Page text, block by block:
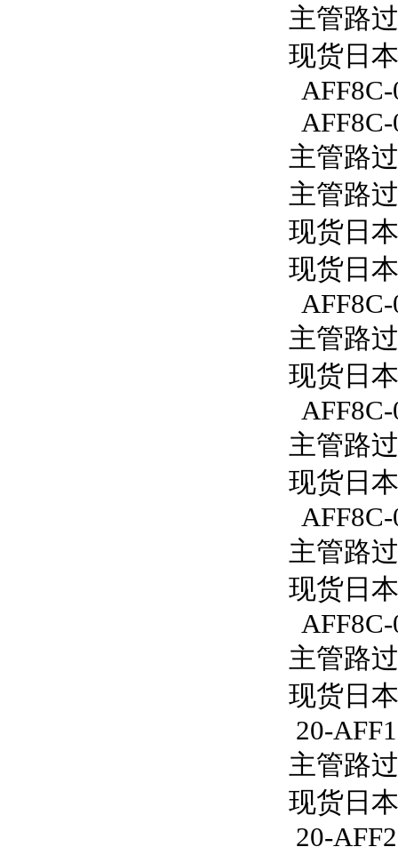
主管路
现货日
主管路
主管路
现货日
现货日
主管路
现货日
主管路
现货日
AFF8C-
主管路
现货日
主管路
现货日
20-
主管路
现货日
20-